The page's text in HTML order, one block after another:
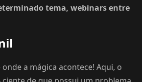
tema, webinars entre
a mágica acontece! Aqui, o